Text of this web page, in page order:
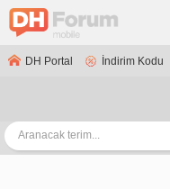
DH Portal İndirim Kodu